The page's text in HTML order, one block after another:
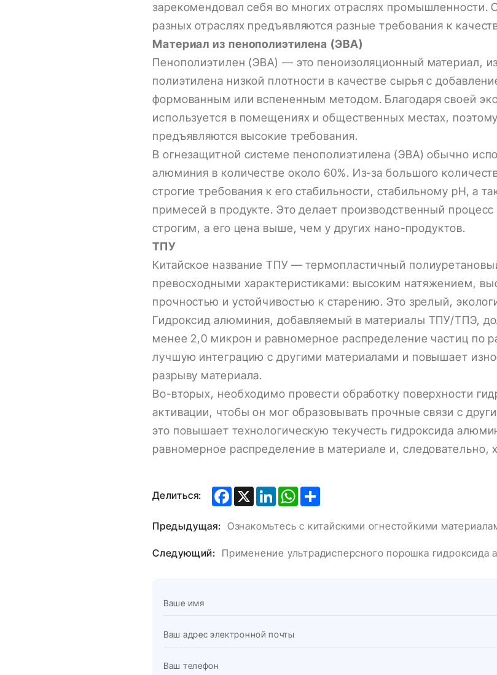
зарекомендовал себя во многих отраслях промышленности.
разных отраслях предъявляются разные требования к
Материал из пенополиэтилена (ЭВА)
Пенополиэтилен (ЭВА) — это пеноизоляционный материал,
полиэтилена низкой плотности в качестве сырья с
формованным или вспененным методом. Благодаря своей
используется в помещениях и общественных местах, поэтому
предъявляются высокие требования.
В огнезащитной системе пенополиэтилена (ЭВА) обычно
алюминия в количестве около 60%. Из-за большого
строгие требования к его стабильности, стабильному pH, а
примесей в продукте. Это делает производственный
строгим, а его цена выше, чем у других нано-продуктов.
ТПУ
Китайское название ТПУ — термопластичный
превосходными характеристиками: высоким натяжением,
прочностью и устойчивостью к старению. Это зрелый,
Гидроксид алюминия, добавляемый в материалы ТПУ/ТПЭ,
менее 2,0 микрон и равномерное распределение частиц по
лучшую интеграцию с другими материалами и повышает
разрыву материала.
Во-вторых, необходимо провести обработку поверхности
активации, чтобы он мог образовывать прочные связи с
это повышает технологическую текучесть гидроксида
равномерное распределение в материале и,
Делиться: Facebook
X LinkedInWhatsApp
Предыдущая:
Следующий: